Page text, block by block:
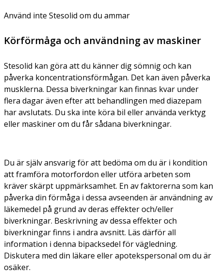
Använd inte Stesolid om du ammar
Körförmåga och användning av maskiner
Stesolid kan göra att du känner dig sömnig och kan
påverka koncentrationsförmågan. Det kan även påverka
musklerna. Dessa biverkningar kan finnas kvar under
flera dagar även efter att behandlingen med diazepam
har avslutats. Du ska inte köra bil eller använda verktyg
eller maskiner om du får sådana biverkningar.
Du är själv ansvarig för att bedöma om du är i kondition
att framföra motorfordon eller utföra arbeten som
kräver skärpt uppmärksamhet. En av faktorerna som kan
påverka din förmåga i dessa avseenden är användning av
läkemedel på grund av deras effekter och/eller
biverkningar. Beskrivning av dessa effekter och
biverkningar finns i andra avsnitt. Läs därför all
information i denna bipacksedel för vägledning.
Diskutera med din läkare eller apotekspersonal om du är
osäker.